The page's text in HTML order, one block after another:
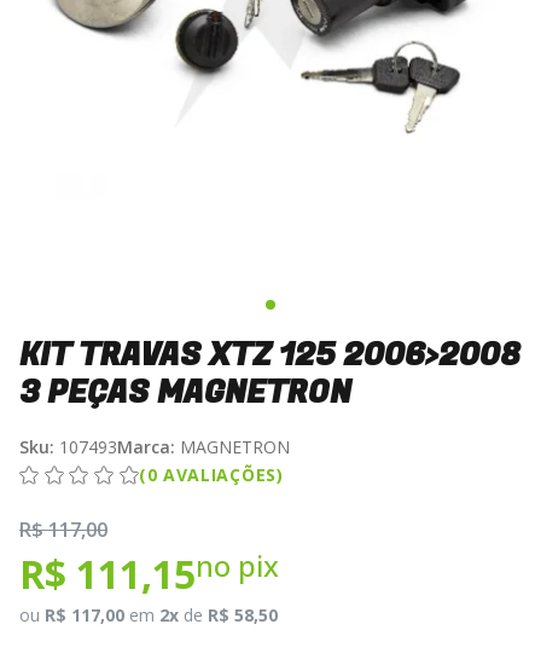
KIT TRAVAS XTZ 125 2006>2008
3 PEÇAS MAGNETRON
Sku: 107493Marca: MAGNETRON
(0 AVALIAÇÕES)
R$ 117,00
R$ 111,15no pix
ou R$ 117,00 em 2x de R$ 58,50